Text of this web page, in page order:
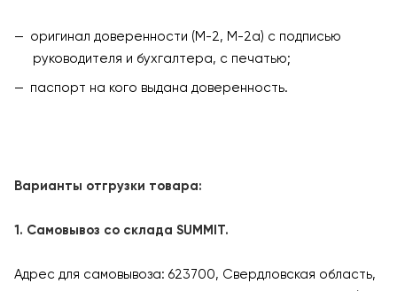
оригинал доверенности (М-2, М-2а) с подписью
руководителя и бухгалтера, с печатью;
паспорт на кого выдана доверенность.
Варианты отгрузки товара:
1. Самовывоз со склада SUMMIT.
Адрес для самовывоза: 623700, Свердловская область,